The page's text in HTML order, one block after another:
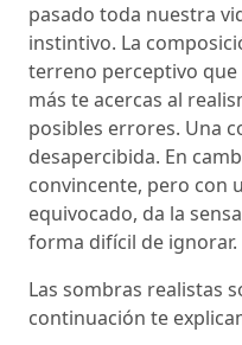
pasado toda nuestra
instintivo. La
terreno perceptivo
más te acercas al
posibles errores. Una
desapercibida. En
convincente, pero con
equivocado, da la
forma difícil de ignorar.
Las sombras realistas
continuación te